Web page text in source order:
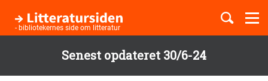
Senest opdateret 30/6-24
- bibliotekernes side om litteratur
Børnebøger